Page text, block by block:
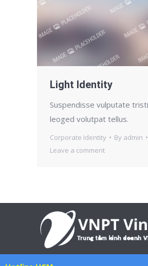
Light Identity
Suspendisse vulputate
leoged volutpat tellus.
Corporate Identity By admin
Leave a comment